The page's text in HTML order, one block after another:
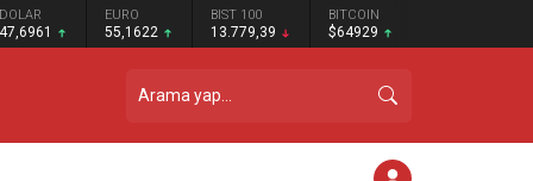
DOLAR
47,6961
EURO
55,1622
BIST 100
13.779,39
BITCOIN
$64929